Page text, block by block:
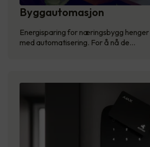
Byggautomasjon
Energisparing for næringsbygg
med automatisering. For å nå de…